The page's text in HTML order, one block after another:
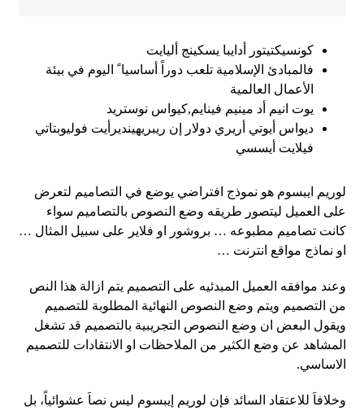
كونسيكتيتور أدايبا يسكينج أليايت
فالمبادئ الإسلامية تلعب دوراً أساسيا ً اليوم في بيئة
الأعمال العالمية
يوت انيم أد مينيم فينايم,كيواس نوستريد
ديواس أيوتي أريري دولار إن ريبريهينديرأيت فوليوبتاتي
فيلايت أيسسي
لوريم ايبسوم هو نموذج افتراضي يوضع في التصاميم لتعرض
على العميل ليتصور طريقه وضع النصوص بالتصاميم سواء
كانت تصاميم مطبوعه … بروشور او فلاير على سبيل المثال …
او نماذج مواقع انترنت …
وعند موافقه العميل المبدئيه على التصميم يتم ازالة هذا النص
من التصميم ويتم وضع النصوص النهائية المطلوبة للتصميم
ويقول البعض ان وضع النصوص التجريبية بالتصميم قد تشغل
المشاهد عن وضع الكثير من الملاحظات او الانتقادات للتصميم
الاساسي.
وخلافاَ للاعتقاد السائد فإن لوريم إيبسوم ليس نصاَ عشوائياً، بل